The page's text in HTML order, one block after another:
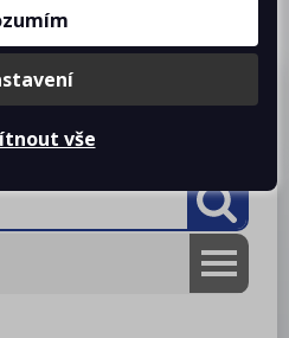
Projekty kuchyní
staženívše